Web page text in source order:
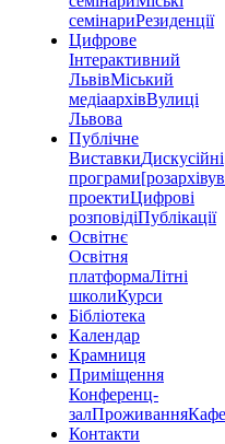
семінариРезиденції
Цифрове
Інтерактивний
ЛьвівМіський
медіаархівВулиці
Львова
Публічне
ВиставкиДискусійні
програми
проектиЦифрові
розповідіПублікації
Освітнє
Освітня
платформаЛітні
школиКурси
Бібліотека
Календар
Крамниця
Приміщення
Конференц-
залПроживанняКафе
Контакти